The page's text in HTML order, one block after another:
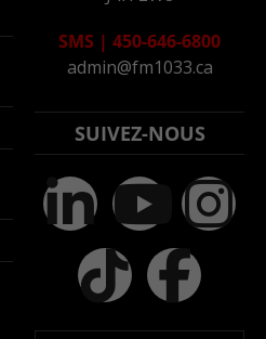
SMS | 450-646-6800
admin@fm1033.ca
SUIVEZ-NOUS